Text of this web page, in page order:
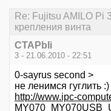
Re: Fujitsu AMILO Pi
крепления винта
CTAPbIi
3 - 21.06.2010 - 22:51
0-sayrus second >
не ленимся гуглить :)
http://www.ipc-